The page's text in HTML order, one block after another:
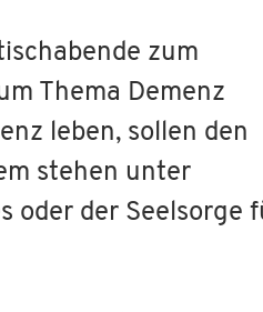
zum
Thema Demenz
leben, sollen den
stehen unter
oder der Seelsorge